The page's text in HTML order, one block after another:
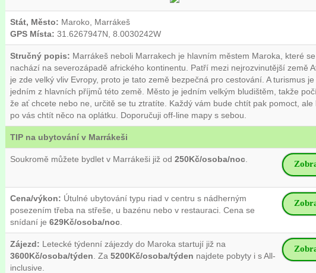
Stát, Město: Maroko, Marrákeš
GPS Místa: 31.6267947N, 8.0030242W
Stručný popis: Marrákeš neboli Marrakech je hlavním městem Maroka, které se
nachází na severozápadě afrického kontinentu. Patří mezi nejrozvinutější země
je zde velký vliv Evropy, proto je tato země bezpečná pro cestování. A turismus je
jedním z hlavních příjmů této země. Město je jedním velkým bludištěm, takže
že ať chcete nebo ne, určitě se tu ztratíte. Každý vám bude chtít pak pomoct, ale
po vás chtít něco na oplátku. Doporučuji off-line mapy s sebou.
TIP na ubytování v Marrákeši
Soukromě můžete bydlet v Marrákeši již od 250Kč/osoba/noc
Cena/výkon: Útulné ubytování typu riad v centru s nádherným
posezením třeba na střeše, u bazénu nebo v restauraci. Cena se
snídaní je 629Kč/osoba/noc
Zájezd: Letecké týdenní zájezdy do Maroka startují již na
3600Kč/osoba/týden . Za 5200Kč/osoba/týden najdete pobyty i s All-
inclusive.